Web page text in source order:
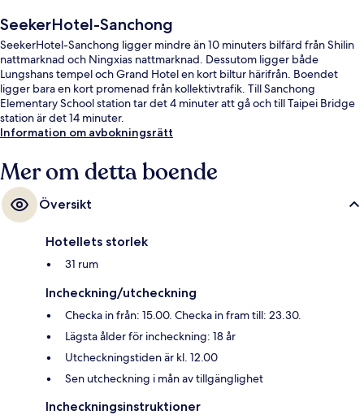
SeekerHotel-Sanchong
SeekerHotel-Sanchong ligger mindre än 10 minuters bilfärd från Shilin
nattmarknad och Ningxias nattmarknad. Dessutom ligger både
Lungshans tempel och Grand Hotel en kort biltur härifrån. Boendet
ligger bara en kort promenad från kollektivtrafik. Till Sanchong
Elementary School station tar det 4 minuter att gå och till Taipei Bridge
station är det 14 minuter.
Information om avbokningsrätt
Mer om detta boende
Översikt
Hotellets storlek
31 rum
Incheckning/utcheckning
Checka in från: 15.00. Checka in fram till: 23.30.
Lägsta ålder för incheckning: 18 år
Utcheckningstiden är kl. 12.00
Sen utcheckning i mån av tillgänglighet
Incheckningsinstruktioner